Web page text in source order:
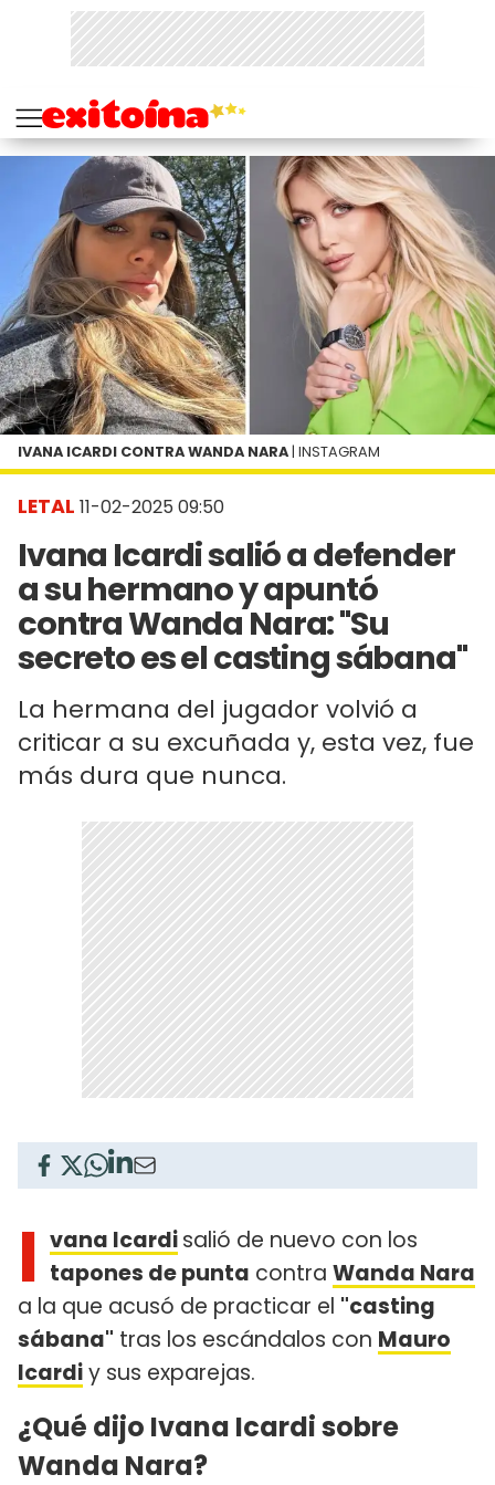
LETAL 11-02-2025 09:50
Ivana Icardi salió a defender
a su hermano y apuntó
contra Wanda Nara: "Su
secreto es el casting sábana"
La hermana del jugador volvió a
criticar a su excuñada y, esta vez, fue
más dura que nunca.
IVANA ICARDI CONTRA WANDA NARA | INSTAGRAM
I vana Icardisalió de nuevo con los
tapones de punta contra Wanda Nara
a la que acusó de practicar el "casting
sábana" tras los escándalos con Mauro
Icardiy sus exparejas.
¿Qué dijo Ivana Icardi sobre
Wanda Nara?